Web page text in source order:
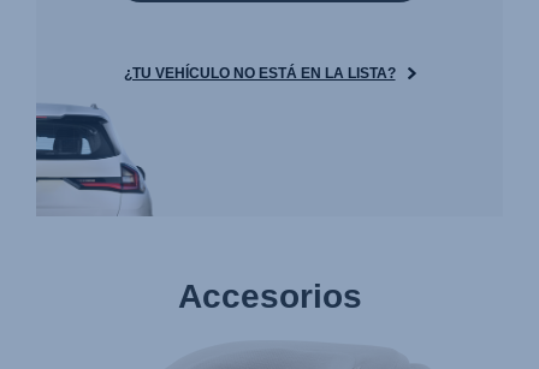
¿TU VEHÍCULO NO ESTÁ EN LA LISTA?
Accesorios